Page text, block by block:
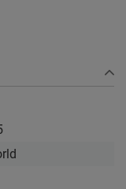
(en schoon)